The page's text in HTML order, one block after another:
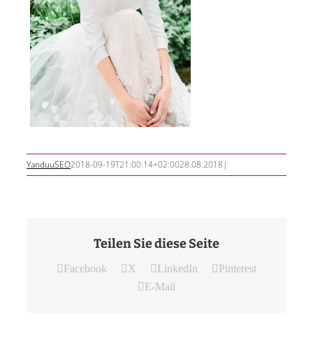
YanduuSEO2018-09-19T21:00:14+02:0028.08.2018 |
Teilen Sie diese Seite
Facebook X LinkedIn
Pinterest
E-Mail